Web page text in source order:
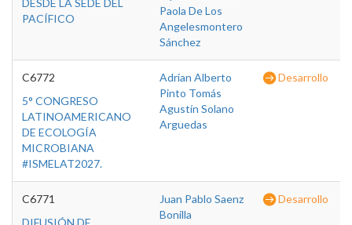
DESDE LA SEDE DEL
PACÍFICO
Paola De Los
Angelesmontero
Sánchez
C6772
5° CONGRESO
LATINOAMERICANO
DE ECOLOGÍA
MICROBIANA
#ISMELAT2027.
Adrian Alberto
Pinto Tomás
Agustín Solano
Arguedas
Desarrollo
C6771
DIFUSIÓN DE
Juan Pablo Saenz
Bonilla
Desarrollo